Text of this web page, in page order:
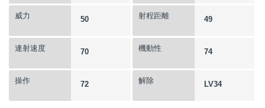
威力 50 射程距離 49
連射速度 70 機動性 74
操作 72 解除 LV34